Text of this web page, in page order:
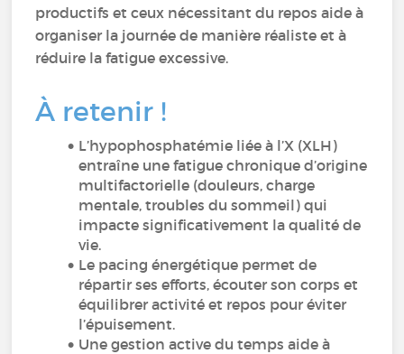
productifs et ceux nécessitant du repos aide à
organiser la journée de manière réaliste et à
réduire la fatigue excessive.
À retenir !
L’hypophosphatémie liée à l’X (XLH)
entraîne une fatigue chronique d’origine
multifactorielle (douleurs, charge
mentale, troubles du sommeil) qui
impacte significativement la qualité de
vie.
Le pacing énergétique permet de
répartir ses efforts, écouter son corps et
équilibrer activité et repos pour éviter
l’épuisement.
Une gestion active du temps aide à